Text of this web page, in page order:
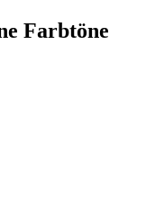
Farbtöne